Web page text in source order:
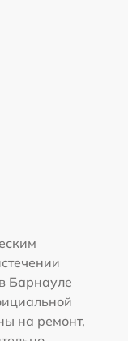
Барнауле
на ремонт,